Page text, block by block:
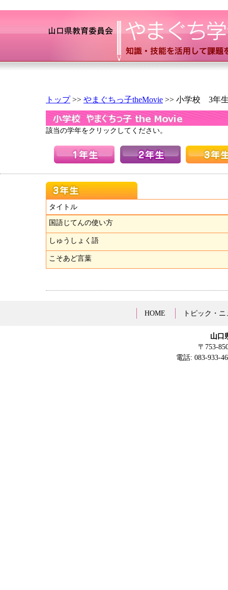
トップ>> やまぐちっ子theMovie >> 小学校 3年
該当の学年をクリックしてください。
タイトル
国語じてんの使い方
しゅうしょく語
こそあど言葉
HOME トピック・
山口
〒753-
電話: 083-933-